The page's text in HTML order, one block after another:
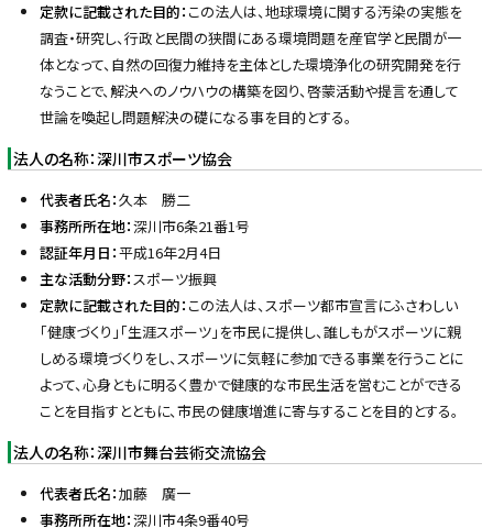
定款に記載された目的： この法人は、地球環境に関する汚染の実態を
調査・研究し、行政と民間の狭間にある環境問題を産官学と民間が一
体となって、自然の回復力維持を主体とした環境浄化の研究開発を行
なうことで、解決へのノウハウの構築を図り、啓蒙活動や提言を通して
世論を喚起し問題解決の礎になる事を目的とする。
法人の名称：深川市スポーツ協会
代表者氏名：久本 勝二
事務所所在地：深川市6条21番1号
認証年月日：平成16年2月4日
主な活動分野：スポーツ振興
定款に記載された目的： この法人は、スポーツ都市宣言にふさわしい
「健康づくり」「生涯スポーツ」を市民に提供し、誰しもがスポーツに親
しめる環境づくりをし、スポーツに気軽に参加できる事業を行うことに
よって、心身ともに明るく豊かで健康的な市民生活を営むことができる
ことを目指すとともに、市民の健康増進に寄与することを目的とする。
法人の名称：深川市舞台芸術交流協会
代表者氏名：加藤 廣一
事務所所在地：深川市4条9番40号